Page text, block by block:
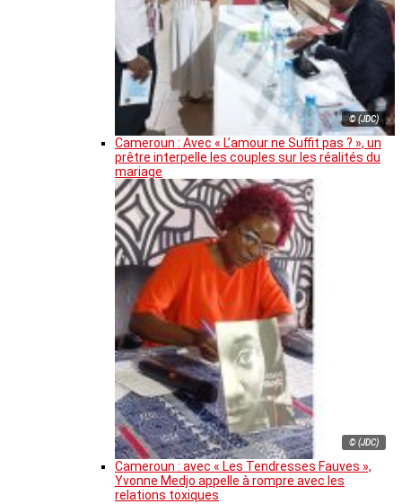
© (JDC)
Cameroun : Avec « L’amour ne Suffit pas ? », un
prêtre interpelle les couples sur les réalités du
mariage
© (JDC)
Cameroun : avec « Les Tendresses Fauves »,
Yvonne Medjo appelle à rompre avec les
relations toxiques